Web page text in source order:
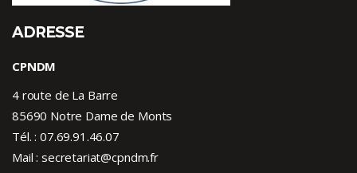
ADRESSE
CPNDM
4 route de La Barre
85690 Notre Dame de Monts
Tél. : 07.69.91.46.07
Mail : secretariat@cpndm.fr